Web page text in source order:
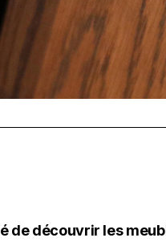
de découvrir les